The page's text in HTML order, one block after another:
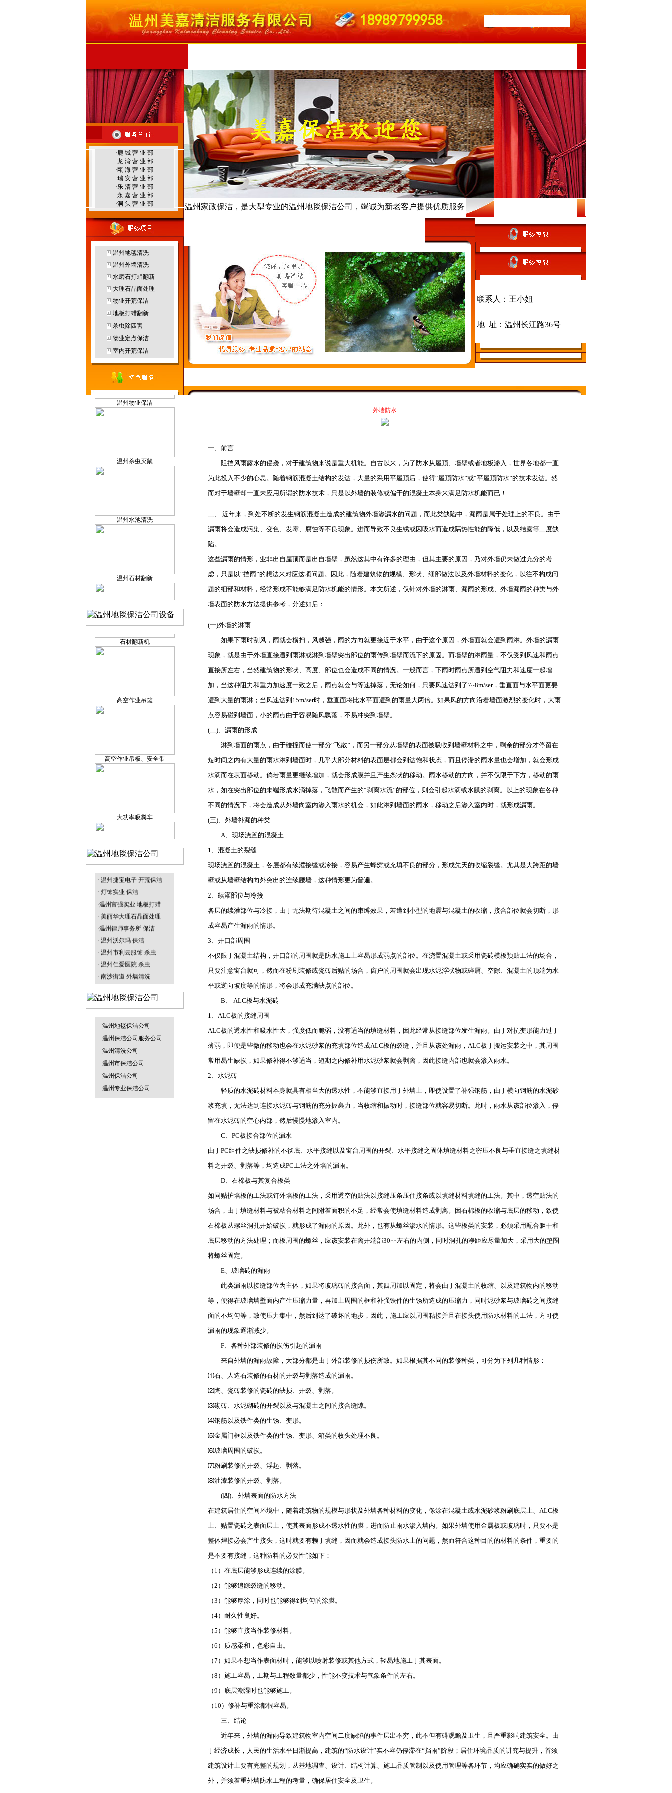
·鹿 城 营 业 部
·龙 湾 营 业 部
·瓯 海 营 业 部
·瑞 安 营 业 部
·乐 清 营 业 部
·永 嘉 营 业 部
·洞 头 营 业 部 温州家政保洁，是大型专业的温州地毯保洁公司，竭诚为新老客户提供优质服务
温州地毯清洗
温州外墙清洗
水磨石打蜡翻新
大理石晶面处理
物业开荒保洁
地板打蜡翻新
杀虫除四害
物业定点保洁
室内开荒保洁
温州外墙清洗
温州地毯清洗
温州环境治理
温州防水补漏
温州物业保洁
温州环境治理
温州园林绿化
温州防水补漏
温州杀虫灭鼠
烟雾机
地毯干洗机
石材翻新机
垃圾清运车
烟雾机
地毯干洗机
· 温州捷宝电子 开荒保洁
· 名正鞋业打蜡
温州地毯保洁公司
温州保洁公司服务公司
温州清洗公司
温州市保洁公司
温州保洁公司
温州专业保洁公司
联系人：王小姐
地 址：温州长江路36号
外墙防水
一、前言
阻挡风雨露水的侵袭，对于建筑物来说是重大机能。自古以来，为了防水从屋顶、墙壁或者地板渗入，世界各地都一直
为此投入不少的心思。随着钢筋混凝土结构的发达，大量的采用平屋顶后，使得“屋顶防水”或“平屋顶防水”的技术发达。然
而对于墙壁却一直未应用所谓的防水技术，只是以外墙的装修或偏干的混凝土本身来满足防水机能而已！
二、 近年来，到处不断的发生钢筋混凝土造成的建筑物外墙渗漏水的问题，而此类缺陷中，漏雨是属于处理上的不良。由于
漏雨将会造成污染、变色、发霉、腐蚀等不良现象。进而导致不良生锈或因吸水而造成隔热性能的降低，以及结露等二度缺
陷。
这些漏雨的情形，业非出自屋顶而是出自墙壁，虽然这其中有许多的理由，但其主要的原因，乃对外墙仍未做过充分的考
虑，只是以“挡雨”的想法来对应这项问题。因此，随着建筑物的规模、形状、细部做法以及外墙材料的变化，以往不构成问
题的细部和材料，经常形成不能够满足防水机能的情形。本文所述，仅针对外墙的淋雨、漏雨的形成、外墙漏雨的种类与外
墙表面的防水方法提供参考，分述如后：
(一)外墙的淋雨
如果下雨时刮风，雨就会横扫，风越强，雨的方向就更接近于水平，由于这个原因，外墙面就会遭到雨淋。外墙的漏雨
现象，就是由于外墙直接遭到雨淋或淋到墙壁突出部位的雨传到墙壁而流下的原固。而墙壁的淋雨量，不仅受到风速和雨点
直接所左右，当然建筑物的形状、高度、部位也会造成不同的情况。一般而言，下雨时雨点所遭到空气阻力和速度一起增
加，当这种阻力和重力加速度一致之后，雨点就会与等速掉落，无论如何，只要风速达到了7~8m/ser，垂直面与水平面更要
遭到大量的雨淋；当风速达到15m/ser时，垂直面将比水平面遭到的雨量大两倍。如果风的方向沿着墙面激烈的变化时，大雨
点容易碰到墙面，小的雨点由于容易随风飘落，不易冲突到墙壁。
(二)、漏雨的形成
淋到墙面的雨点，由于碰撞而使一部分“飞散”，而另一部分从墙壁的表面被吸收到墙壁材料之中，剩余的部分才停留在
短时间之内有大量的雨水淋到墙面时，几乎大部分材料的表面层都会到达饱和状态，而且停滞的雨水量也会增加，就会形成
水滴而在表面移动。倘若雨量更继续增加，就会形成膜并且产生条状的移动。雨水移动的方向，并不仅限于下方，移动的雨
水，如在突出部位的未端形成水滴掉落，飞散而产生的“剥离水流”的部位，则会引起水滴或水膜的剥离。以上的现象在各种
不同的情况下，将会造成从外墙向室内渗入雨水的机会，如此淋到墙面的雨水，移动之后渗入室内时，就形成漏雨。
(三)、外墙补漏的种类
A、现场浇置的混凝土
1、混凝土的裂缝
现场浇置的混凝土，各层都有续灌接缝或冷接，容易产生蜂窝或充填不良的部分，形成先天的收缩裂缝。尤其是大跨距的墙
壁或从墙壁结构向外突出的连续腰墙，这种情形更为普遍。
2、续灌部位与冷接
各层的续灌部位与冷接，由于无法期待混凝土之间的束缚效果，若遭到小型的地震与混凝土的收缩，接合部位就会切断，形
成容易产生漏雨的情形。
3、开口部周围
不仅限于混凝土结构，开口部的周围就是防水施工上容易形成弱点的部位。在浇置混凝土或采用瓷砖模板预贴工法的场合，
只要注意窗台就可，然而在粉刷装修或瓷砖后贴的场合，窗户的周围就会出现水泥浮状物或碎屑、空隙、混凝土的顶端为水
平或逆向坡度等的情形，将会形成充满缺点的部位。
B、 ALC板与水泥砖
1、ALC板的接缝周围
ALC板的透水性和吸水性大，强度低而脆弱，没有适当的填缝材料，因此经常从接缝部位发生漏雨。由于对抗变形能力过于
薄弱，即便是些微的移动也会在水泥砂浆的充填部位造成ALC板的裂缝，并且从该处漏雨，ALC板于搬运安装之中，其周围
常用易生缺损，如果修补得不够适当，短期之内修补用水泥砂浆就会剥离，因此接缝内部也就会渗入雨水。
2、水泥砖
轻质的水泥砖材料本身就具有相当大的透水性，不能够直接用于外墙上，即使设置了补强钢筋，由于横向钢筋的水泥砂
浆充填，无法达到连接水泥砖与钢筋的充分握裹力，当收缩和振动时，接缝部位就容易切断。此时，雨水从该部位渗入，停
留在水泥砖的空心内部，然后慢慢地渗入室内。
C、PC板接合部位的漏水
由于PC组件之缺损修补的不彻底、水平接缝以及窗台周围的开裂、水平接缝之固体填缝材料之密压不良与垂直接缝之填缝材
料之开裂、剥落等，均造成PC工法之外墙的漏雨。
D、石棉板与其复合板类
如同贴护墙板的工法或钉外墙板的工法，采用透空的贴法以接缝压条压住接条或以填缝材料填缝的工法。其中，透空贴法的
场合，由于填缝材料与被粘合材料之间附着面积的不足，经常会使填缝材料造成剥离。因石棉板的收缩与底层的移动，致使
石棉板从螺丝洞孔开始破损，就形成了漏雨的原因。此外，也有从螺丝渗水的情形。这些板类的安装，必须采用配合躯干和
底层移动的方法处理；而板周围的螺丝，应该安装在离开端部30㎜左右的内侧，同时洞孔的净距应尽量加大，采用大的垫圈
将螺丝固定。
E、玻璃砖的漏雨
此类漏雨以接缝部位为主体，如果将玻璃砖的接合面，其四周加以固定，将会由于混凝土的收缩、以及建筑物内的移动
等，便得在玻璃墙壁面内产生压缩力量，再加上周围的框和补强铁件的生锈所造成的压缩力，同时泥砂浆与玻璃砖之间接缝
面的不均匀等，致使压力集中，然后到达了破坏的地步，因此，施工应以周围粘接并且在接头使用防水材料的工法，方可使
漏雨的现象逐渐减少。
F、各种外部装修的损伤引起的漏雨
来自外墙的漏雨故障，大部分都是由于外部装修的损伤所致。如果根据其不同的装修种类，可分为下列几种情形：
⑴石、人造石装修的石材的开裂与剥落造成的漏雨。
⑵陶、瓷砖装修的瓷砖的缺损、开裂、剥落。
⑶砌砖、水泥砌砖的开裂以及与混凝土之间的接合缝隙。
⑷钢筋以及铁件类的生锈、变形。
⑸金属门框以及铁件类的生锈、变形、箱类的收头处理不良。
⑹玻璃周围的破损。
⑺粉刷装修的开裂、浮起、剥落。
⑻油漆装修的开裂、剥落。
(四)、外墙表面的防水方法
在建筑居住的空间环境中，随着建筑物的规模与形状及外墙各种材料的变化，像涂在混凝土或水泥砂浆粉刷底层上、 ALC板
上、贴置瓷砖之表面层上，使其表面形成不透水性的膜，进而防止雨水渗入墙内。如果外墙使用金属板或玻璃时，只要不是
整体焊接必会产生接头，这时就要有赖于填缝，因而就会造成接头防水上的问题，然而符合这种目的的材料的条件，重要的
是不要有接缝，这种防料的必要性能如下：
（1）在底层能够形成连续的涂膜。
（2）能够追踪裂缝的移动。
（3）能够厚涂，同时也能够得到均匀的涂膜。
（4）耐久性良好。
（5）能够直接当作装修材料。
（6）质感柔和，色彩自由。
（7）如果不想当作表面材时，能够以喷射装修或其他方式，轻易地施工于其表面。
（8）施工容易，工期与工程数量都少，性能不变技术与气象条件的左右。
（9）底层潮湿时也能够施工。
（10）修补与重涂都很容易。
三、结论
近年来，外墙的漏雨导致建筑物室内空间二度缺陷的事件层出不穷，此不但有碍观瞻及卫生，且严重影响建筑安全。由
于经济成长，人民的生活水平日渐提高，建筑的“防水设计”实不容仍停滞在“挡雨”阶段；居住环境品质的讲究与提升，首须
建筑设计上要有完整的规划，从基地调查、设计、结构计算、施工品质管制以及使用管理等各环节，均应确确实实的做好之
外，并须着重外墙防水工程的考量，确保居住安全及卫生。